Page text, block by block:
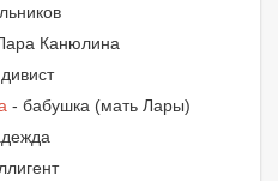
Канюлина
- бабушка (мать Лары)